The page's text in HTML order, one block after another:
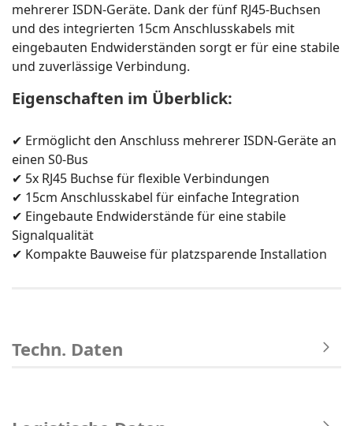
mehrerer ISDN-Geräte. Dank der fünf RJ45-Buchsen
und des integrierten 15cm Anschlusskabels mit
eingebauten Endwiderständen sorgt er für eine stabile
und zuverlässige Verbindung.
Eigenschaften im Überblick:
✔ Ermöglicht den Anschluss mehrerer ISDN-Geräte an
einen S0-Bus
✔ 5x RJ45 Buchse für flexible Verbindungen
✔ 15cm Anschlusskabel für einfache Integration
✔ Eingebaute Endwiderstände für eine stabile
Signalqualität
✔ Kompakte Bauweise für platzsparende Installation
Techn. Daten